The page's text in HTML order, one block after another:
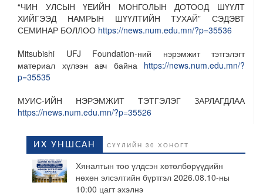
“ЧИН УЛСЫН ҮЕИЙН МОНГОЛЫН ДОТООД ШҮҮЛТ
ХИЙГЭЭД НАМРЫН ШҮҮЛТИЙН ТУХАЙ” СЭДЭВТ
СЕМИНАР БОЛЛОО https://news.num.edu.mn/?p=35536
Mitsubishi UFJ Foundation-ний нэрэмжит тэтгэлэгт
материал хүлээн авч байна https://news.num.edu.mn/?
p=35535
МУИС-ИЙН НЭРЭМЖИТ ТЭТГЭЛЭГ ЗАРЛАГДЛАА
https://news.num.edu.mn/?p=35526
ИХ УНШСАН СҮҮЛИЙН 30 ХОНОГТ
Хяналтын тоо үлдсэн хөтөлбөрүүдийн
нөхөн элсэлтийн бүртгэл 2026.08.10-ны
10:00 цагт эхэлнэ